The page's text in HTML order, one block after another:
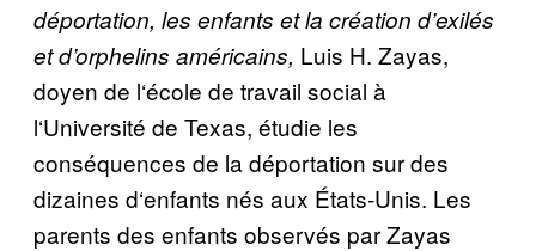
déportation, les enfants et la création d’exilés
et d’orphelins américains, Luis H. Zayas,
doyen de l‘école de travail social à
l‘Université de Texas, étudie les
conséquences de la déportation sur des
dizaines d‘enfants nés aux États-Unis. Les
parents des enfants observés par Zayas